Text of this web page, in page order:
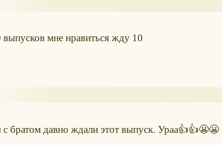
мне нравиться жду 10
братом давно ждали этот выпуск. Ураа👍👍😬😬